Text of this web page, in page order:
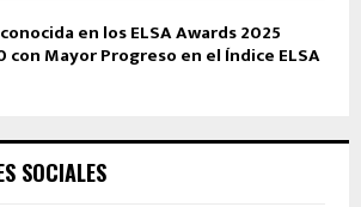
en los ELSA Awards 2025
con Mayor Progreso en el Índice ELSA
SOCIALES